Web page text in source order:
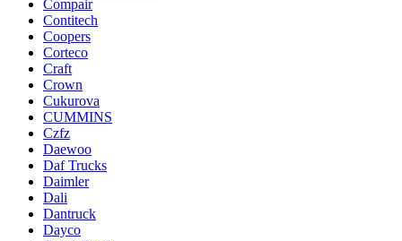
Compair
Contitech
Coopers
Corteco
Craft
Crown
Cukurova
CUMMINS
Czfz
Daewoo
Daf Trucks
Daimler
Dali
Dantruck
Dayco